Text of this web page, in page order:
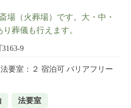
場（火葬場）です。大・中・
葬儀も行えます。
9
要室：２ 宿泊可 バリアフリー
法要室